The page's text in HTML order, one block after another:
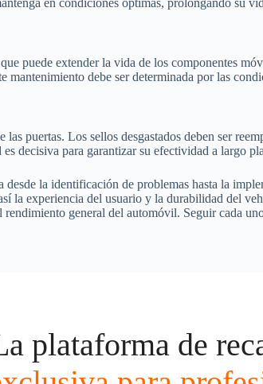
en condiciones óptimas, prolongando su
puede extender la vida de los componentes
mantenimiento debe ser determinada por las
puertas. Los sellos desgastados deben ser
decisiva para garantizar su efectividad a largo
la identificación de problemas hasta la
la experiencia del usuario y la durabilidad del
general del automóvil. Seguir cada
plataforma de